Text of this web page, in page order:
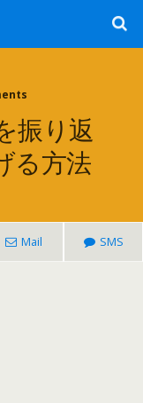
振り返
る方法
Mail SMS